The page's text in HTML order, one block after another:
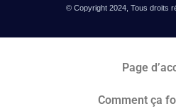
© Copyright 2024, Tous droits
Page
Comment ça